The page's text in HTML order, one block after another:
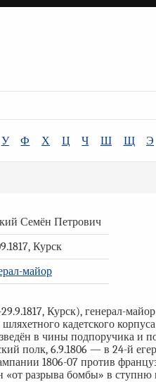
У Ф Х Ц Ч Ш Щ Э
Семён Петрович
Курск
майор
Курск), генерал-
кадетского
в чины подпоручика и
полк, 6.9.1806 — в 24-й
1806-07 против
разрыва бомбы» в ступню